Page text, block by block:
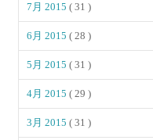
7月 2015( 31 )
6月 2015( 28 )
5月 2015( 31 )
4月 2015( 29 )
3月 2015( 31 )